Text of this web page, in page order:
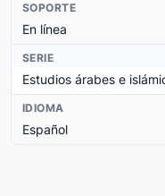
SOPORTE
En línea
SERIE
Estudios árabes e
IDIOMA
Español